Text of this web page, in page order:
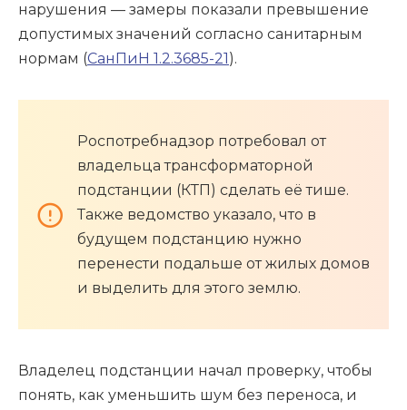
нарушения — замеры показали превышение
допустимых значений согласно санитарным
нормам (СанПиН 1.2.3685-21 ).
Роспотребнадзор потребовал от
владельца трансформаторной
подстанции (КТП) сделать её тише.
Также ведомство указало, что в
будущем подстанцию нужно
перенести подальше от жилых домов
и выделить для этого землю.
Владелец подстанции начал проверку, чтобы
понять, как уменьшить шум без переноса, и